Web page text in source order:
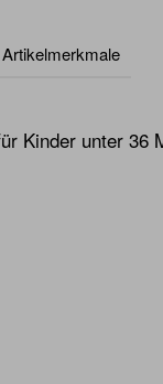
Artikelmerkmale
Kinder unter 36